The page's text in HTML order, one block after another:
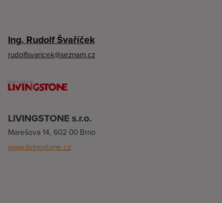
Ing. Rudolf Švaříček
rudolfsvaricek@seznam.cz
LIVINGSTONE s.r.o.
Marešova 14, 602 00 Brno
www.livingstone.cz